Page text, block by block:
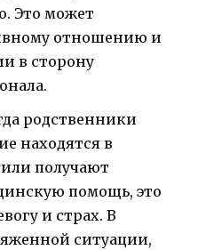
Это может
отношению и
в сторону
родственники
находятся в
получают
помощь, это
и страх. В
ситуации,